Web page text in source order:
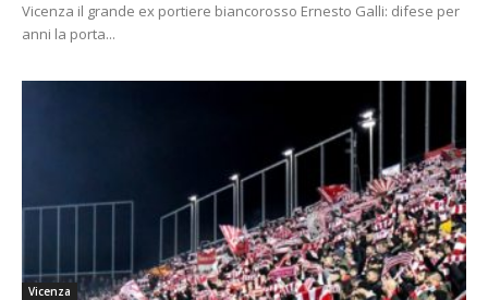
Vicenza il grande ex portiere biancorosso Ernesto Galli: difese per
anni la porta...
Vicenza